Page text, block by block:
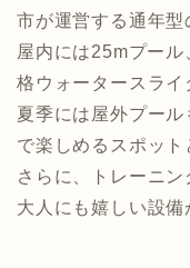
市が運営する通年型
屋内には25mプー
格ウォータースライ
夏季には屋外プール
で楽しめるスポット
さらに、トレーニ
大人にも嬉しい設備